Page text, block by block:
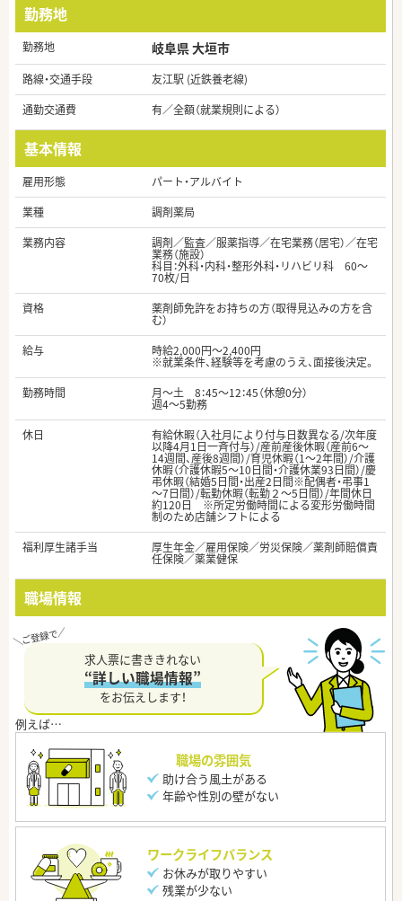
勤務地
勤務地 岐阜県 大垣市
路線・交通手段
友江駅 (近鉄養老線)
通勤交通費
有／全額（就業規則による）
基本情報
雇用形態
パート・アルバイト
業種
調剤薬局
業務内容
調剤／監査／服薬指導／在宅業務（居宅）／在宅
業務（施設）
科目：外科・内科・整形外科・リハビリ科 60～
70枚/日
資格
薬剤師免許をお持ちの方（取得見込みの方を含
む）
給与
時給2,000円～2,400円
※就業条件、経験等を考慮のうえ、面接後決定。
勤務時間
月～土 8：45～12：45（休憩0分）
週4～5勤務
休日
有給休暇（入社月により付与日数異なる/次年度
以降4月1日一斉付与）/産前産後休暇（産前6～
14週間、産後8週間）/育児休暇（1～2年間）/介護
休暇（介護休暇5～10日間・介護休業93日間）/慶
弔休暇（結婚5日間・出産2日間※配偶者・弔事1
～7日間）/転勤休暇（転勤２～5日間）/年間休日
約120日 ※所定労働時間による変形労働時間
制のため店舗シフトによる
福利厚生諸手当
厚生年金／雇用保険／労災保険／薬剤師賠償責
任保険／薬業健保
職場情報
求人票に書ききれない
“詳しい職場情報”
をお伝えします！
職場の雰囲気
助け合う風土がある
年齢や性別の壁がない
ワークライフバランス
お休みが取りやすい
残業が少ない